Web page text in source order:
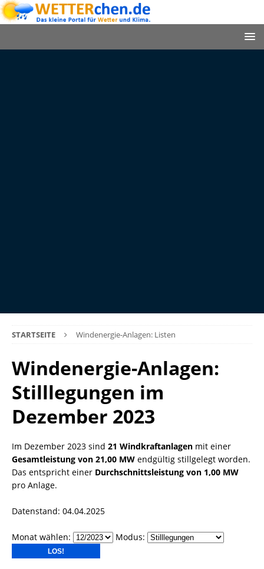
STARTSEITE Windenergie-Anlagen: Listen
Windenergie-Anlagen:
Stilllegungen im
Dezember 2023
Im Dezember 2023 sind 21 Windkraftanlagen mit einer
Gesamtleistung von 21,00 MW endgültig stillgelegt worden.
Das entspricht einer Durchschnittsleistung von 1,00 MW
pro Anlage.
Datenstand: 04.04.2025
Monat wählen: Modus: